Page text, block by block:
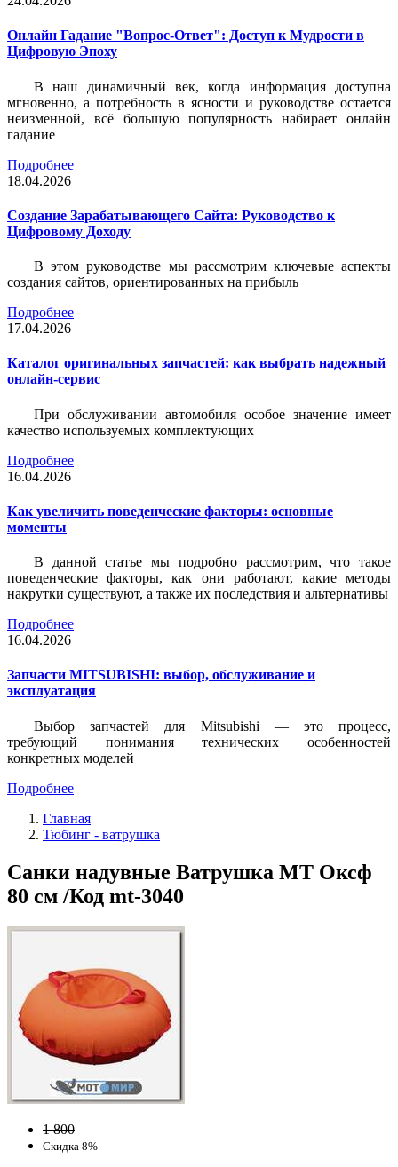
Онлайн Гадание "Вопрос-Ответ": Доступ к Мудрости в
Цифровую Эпоху
В наш динамичный век, когда информация доступна
мгновенно, а потребность в ясности и руководстве остается
неизменной, всё большую популярность набирает онлайн
гадание
Подробнее
18.04.2026
Создание Зарабатывающего Сайта: Руководство к
Цифровому Доходу
В этом руководстве мы рассмотрим ключевые аспекты
создания сайтов, ориентированных на прибыль
Подробнее
17.04.2026
Каталог оригинальных запчастей: как выбрать надежный
онлайн-сервис
При обслуживании автомобиля особое значение имеет
качество используемых комплектующих
Подробнее
16.04.2026
Как увеличить поведенческие факторы: основные
моменты
В данной статье мы подробно рассмотрим, что такое
поведенческие факторы, как они работают, какие методы
накрутки существуют, а также их последствия и альтернативы
Подробнее
16.04.2026
Запчасти MITSUBISHI: выбор, обслуживание и
эксплуатация
Выбор запчастей для Mitsubishi — это процесс,
требующий понимания технических особенностей
конкретных моделей
Подробнее
Главная
Тюбинг - ватрушка
Санки надувные Ватрушка МТ Оксф
80 см /Код mt-3040
1 800
Скидка 8%